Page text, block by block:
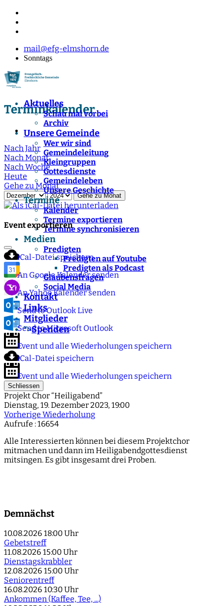
mail@efg-elmshorn.de
Sonntags
Aktuelles
Schau mal vorbei
Archiv
Unsere Gemeinde
Wer wir sind
Gemeindeleitung
Kleingruppen
Gottesdienste
Gemeindeleben
Unsere Geschichte
Termine
Kalender
Termine exportieren
Termine synchronisieren
Medien
Predigten
Predigten auf Youtube
Predigten als Podcast
Glaubensfragen
Social Media
Kontakt
Links
Mitglieder
">Spenden
Terminkalender
Nach Jahr
Nach Monat
Nach Woche
Heute
Gehe zu Monat
Gehe zu Monat
Event exportieren
iCal-Datei speichern
An Google Kalender senden
An Yahoo Kalender senden
Send to Outlook Live
Send to Microsoft Outlook
Event und alle Wiederholungen speichern
iCal-Datei speichern
Event und alle Wiederholungen speichern
Schliessen
Projekt Chor “Heiligabend”
Dienstag, 19. Dezember 2023, 19:00
Vorherige Wiederholung
Aufrufe : 16654
Alle Interessierten können bei diesem Projektchor
mitmachen und dann im Heiligabendgottesdienst
mitsingen. Es gibt insgesamt drei Proben.
Demnächst
10.08.2026 18:00 Uhr
Gebetstreff
11.08.2026 15:00 Uhr
Dienstagskrabbler
12.08.2026 15:00 Uhr
Seniorentreff
16.08.2026 10:30 Uhr
Ankommen (Kaffee, Tee, ...)